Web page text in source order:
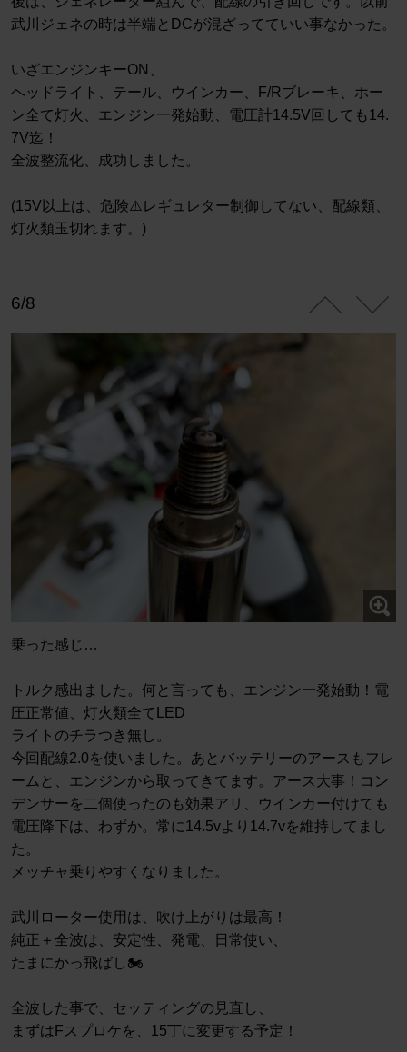
武川ジェネの時は半端とDCが混ざってていい事なかった。
いざエンジンキーON、
ヘッドライト、テール、ウインカー、F/Rブレーキ、ホー
ン全て灯火、エンジン一発始動、電圧計14.5V回しても14.
7V迄！
全波整流化、成功しました。
(15V以上は、危険⚠️レギュレター制御してない、配線類、
灯火類玉切れます。)
6/8
乗った感じ…
トルク感出ました。何と言っても、エンジン一発始動！電
圧正常値、灯火類全てLED
ライトのチラつき無し。
今回配線2.0を使いました。あとバッテリーのアースもフレ
ームと、エンジンから取ってきてます。アース大事！コン
デンサーを二個使ったのも効果アリ、ウインカー付けても
電圧降下は、わずか。常に14.5vより14.7vを維持してまし
た。
メッチャ乗りやすくなりました。
武川ローター使用は、吹け上がりは最高！
純正＋全波は、安定性、発電、日常使い、
たまにかっ飛ばし🏍️
全波した事で、セッティングの見直し、
まずはFスプロケを、15丁に変更する予定！